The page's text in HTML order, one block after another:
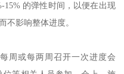
15% 的弹性时间，以便在出现
不影响整体进度。
周或每两周召开一次进度会